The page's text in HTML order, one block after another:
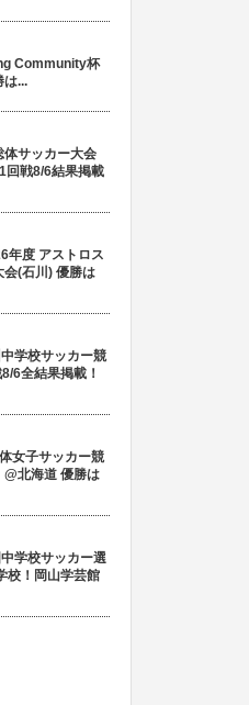
Community杯
は...
サッカー大会
回戦8/6結果掲載
年度 アストロス
会(石川) 優勝は
学校サッカー競
6全結果掲載！
女子サッカー競
北海道 優勝は
学校サッカー選
校！岡山学芸館